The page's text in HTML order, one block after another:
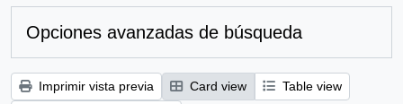
Opciones avanzadas de búsqueda
Imprimir vista previa Card view
Table view